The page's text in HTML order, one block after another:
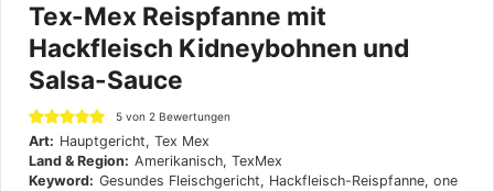
Tex-Mex Reispfanne mit
Hackfleisch Kidneybohnen und
Salsa-Sauce
5 von 2 Bewertungen
Art: Hauptgericht, Tex Mex
Land & Region: Amerikanisch, TexMex
Keyword: Gesundes Fleischgericht, Hackfleisch-Reispfanne, one